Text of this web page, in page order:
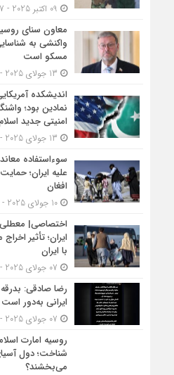
معاون سنای
واکنشی به
مسکو است
اندیشکده
نمادین بود؛
امنیتی جدید
سوءاستفاده
علیه ایران؛
افغان
10 جولای 2025 - 18:00
اختصاصی|
ایران؛ تأثیر
با ایران
رضا صادقی:
ایرانی به‌دور است
روسیه امارت
شناخت؛ دول
می‎‌بخشند؟